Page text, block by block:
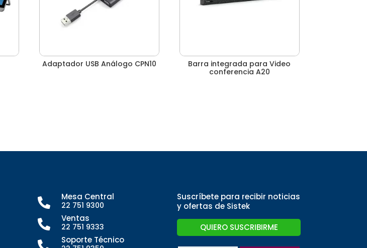
Adaptador USB Análogo CPN10
Barra integrada para Video
conferencia A20
 Mesa Central
22 751 9300
 Ventas
22 751 9333
Soporte Técnico
Suscríbete para recibir noticias
y ofertas de Sistek
QUIERO SUSCRIBIRME